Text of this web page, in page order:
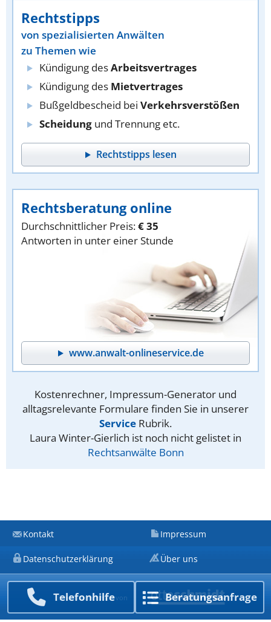
Rechtstipps
von spezialisierten Anwälten
zu Themen wie
Kündigung desArbeitsvertrages
Kündigung des Mietvertrages
Bußgeldbescheid bei Verkehrsverstößen
Scheidung und Trennung etc.
Rechtstipps lesen
Rechtsberatung online
Durchschnittlicher Preis:€ 35
Antworten in unter einer Stunde
www.anwalt-onlineservice.de
Kostenrechner, Impressum-Generator und
alltagsrelevante Formulare finden Sie in unserer
Service Rubrik.
Laura Winter-Gierlich ist noch nicht gelistet in
Rechtsanwälte Bonn
Telefon­hilfe Beratungs­anfrage
Kontakt Impressum
Datenschutzerklärung Über uns
Ein Unternehmen von